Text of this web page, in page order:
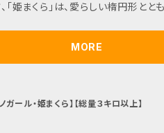
「姫まくら」は、愛らしい楕円形と
できます。 ■ お手入れ/取り扱い注意事項 到着後
注意事項 地域によってお届
MORE
ール・姫まくら】【総量３キロ以上】